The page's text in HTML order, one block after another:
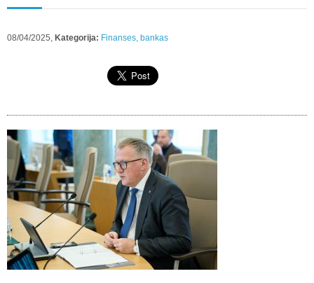
08/04/2025, Kategorija: Finanses, bankas